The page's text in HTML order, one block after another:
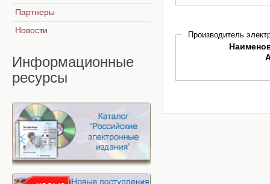
Производитель
Партнеры
Новости
Информационные
ресурсы